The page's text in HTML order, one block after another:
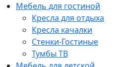
Мебель для гостиной
Кресла для отдыха
Кресла качалки
Стенки-Гостиные
Тумбы ТВ